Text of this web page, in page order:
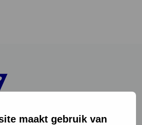
maakt gebruik van